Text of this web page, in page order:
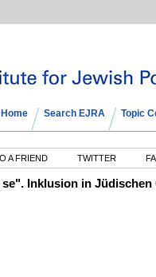
Search EJRA Topic
A FRIEND TWITTER
Inklusion in